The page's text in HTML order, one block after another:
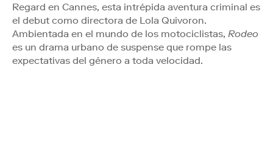
Regard en Cannes, esta intrépida aventura criminal es
el debut como directora de Lola Quivoron.
Ambientada en el mundo de los motociclistas, Rodeo
es un drama urbano de suspense que rompe las
expectativas del género a toda velocidad.